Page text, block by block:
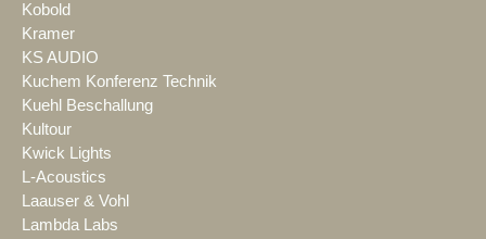
Kobold
Kramer
KS AUDIO
Kuchem Konferenz Technik
Kuehl Beschallung
Kultour
Kwick Lights
L-Acoustics
Laauser & Vohl
Lambda Labs